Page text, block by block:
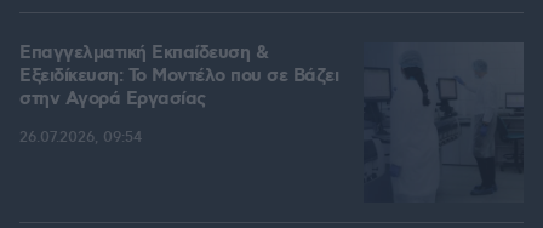
Επαγγελματική Εκπαίδευση &
Εξειδίκευση: Το Mοντέλο που σε Bάζει
στην Aγορά Eργασίας
26.07.2026, 09:54